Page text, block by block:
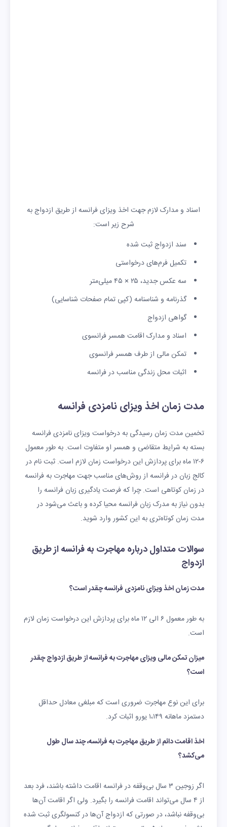
اسناد و مدارک لازم جهت اخذ ویزای فرانسه از طریق ازدواج به
شرح زیر است:
سند ازدواج ثبت شده
تکمیل فرم‌های درخواستی
سه عکس جدید، ۲۵ × ۴۵ میلی‌متر
گذرنامه و شناسنامه (کپی تمام صفحات شناسایی)
گواهی ازدواج
اسناد و مدارک اقامت همسر فرانسوی
تمکن مالی از طرف همسر فرانسوی
اثبات محل زندگی مناسب در فرانسه
مدت زمان اخذ ویزای نامزدی فرانسه
تخمین مدت زمان رسیدگی به درخواست ویزای نامزدی فرانسه
بسته به شرایط متقاضی و همسر او متفاوت است. به طور معمول
۶-۱۲ ماه برای پردازش این درخواست زمان لازم است. ثبت نام در
کالج زبان در فرانسه از روش‌های مناسب جهت مهاجرت به فرانسه
در زمان کوتاهی است. چرا که فرصت یادگیری زبان فرانسه را
بدون نیاز به مدرک زبان فرانسه محیا کرده و باعث می‌شود در
مدت زمان کوتاه‌تری به این کشور وارد شوید.
سوالات متداول درباره مهاجرت به فرانسه از طریق
ازدواج
مدت زمان اخذ ویزای نامزدی فرانسه چقدر است؟
به طور معمول ۶ الی ۱۲ ماه برای پردازش این درخواست زمان لازم
است.
میزان تمکن مالی ویزای مهاجرت به فرانسه از طریق ازدواج چقدر
است؟
برای این نوع مهاجرت ضروری است که مبلغی معادل حداقل
دستمزد ماهانه ۱،۱۴۹ یورو اثبات کرد.
اخذ اقامت دائم از طریق مهاجرت به فرانسه، چند سال طول
می‌کشد؟
اگر زوجین ۳ سال بی‌وقفه در فرانسه اقامت داشته باشند، فرد بعد
از ۴ سال می‌تواند اقامت فرانسه را بگیرد. ولی اگر اقامت آن‌ها
بی‌وقفه نباشد، در صورتی که ازدواج آن‌ها در کنسولگری ثبت شده